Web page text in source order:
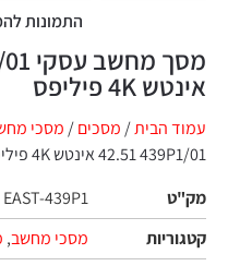
התמונות
‏אינטש 4K פיליפס
עמוד הבית/מסכים/מסכי
439P1/01 ‏42.51 ‏אינטש 4K פיליפס
מק"ט
EAST-439P1
קטגוריות
מסכי מחשב,